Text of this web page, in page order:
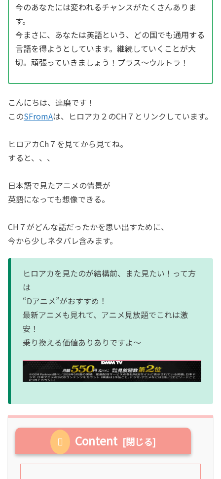
今のあなたには変われるチャンスがたくさんありま
す。
今まさに、あなたは英語という、どの国でも通用する
言語を得ようとしています。継続していくことが大
切。頑張っていきましょう！プラス〜ウルトラ！
こんにちは、達磨です！
このSFromAは、ヒロアカ２のCH７とリンクしています。
ヒロアカCh７を見てから見てね。
すると、、、
日本語で見たアニメの情景が
英語になっても想像できる。
CH７がどんな話だったかを思い出すために、
今から少しネタバレ含みます。
ヒロアカを見たのが結構前、また見たい！って方
は
“Dアニメ”がおすすめ！
最新アニメも見れて、アニメ見放題でこれは激
安！
乗り換える価値ありありですよ〜
Content